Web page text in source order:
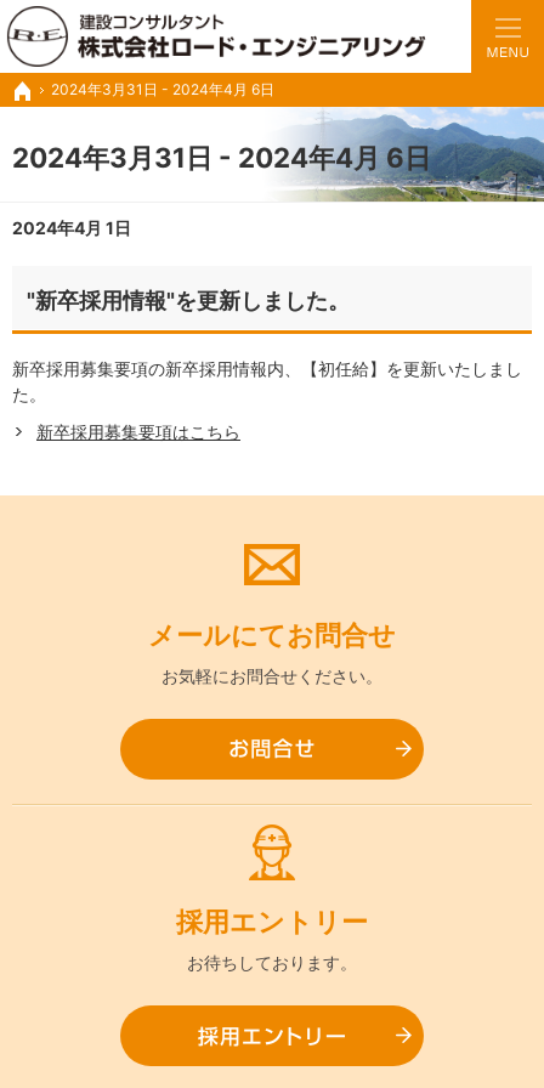
ホーム
2024年3月31日 - 2024年4月 6日
2024年3月31日 - 2024年4月 6日
豊富な実績と経験で、さまざまな業務に対応いたします。
トンネルの設計・施工管理・調査診断など建設コンサル ロードエンジニアリング
2024年4月 1日
"新卒採用情報"を更新しました。
新卒採用募集要項の新卒採用情報内、【初任給】を更新いたしまし
た。
新卒採用募集要項はこちら
メールにてお問合せ
お気軽にお問合せください。
採用エントリー
お待ちしております。